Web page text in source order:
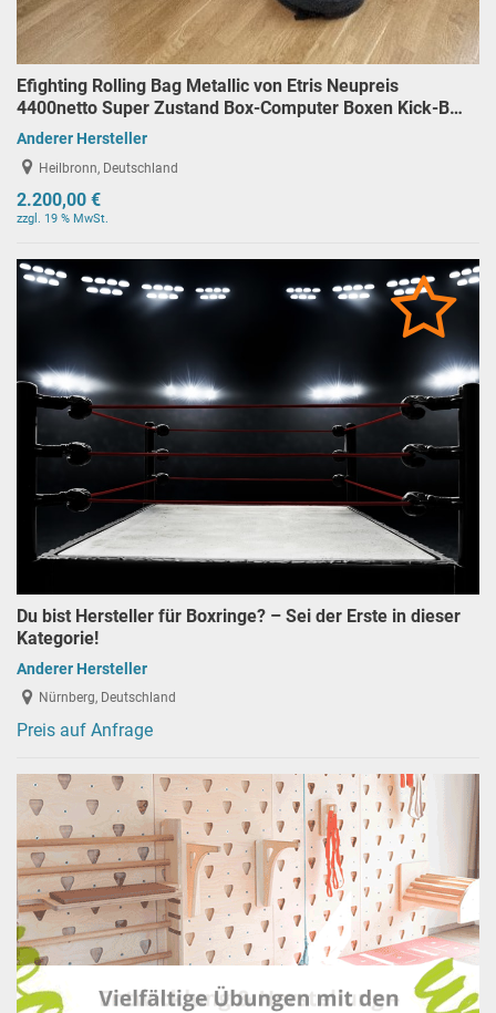
Efighting Rolling Bag Metallic von Etris Neupreis
4400netto Super Zustand Box-Computer Boxen Kick-B…
Anderer Hersteller
Heilbronn, Deutschland
2.200,00 €
zzgl. 19 % MwSt.
Du bist Hersteller für Boxringe? – Sei der Erste in dieser
Kategorie!
Anderer Hersteller
Nürnberg, Deutschland
Preis auf Anfrage